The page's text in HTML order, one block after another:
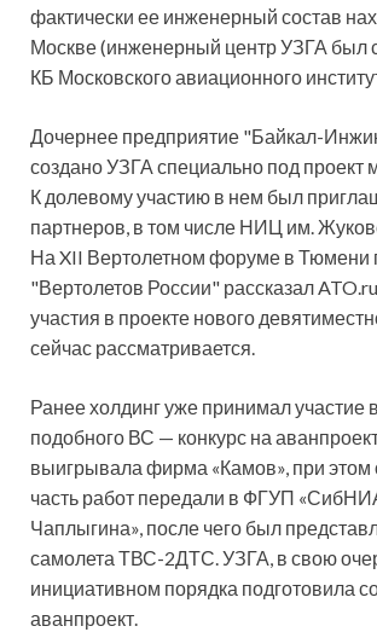
фактически ее инженерный состав
Москве (инженерный центр УЗГА был
КБ Московского авиационного
Дочернее предприятие "Байкал-
создано УЗГА специально под проект
К долевому участию в нем был
партнеров, в том числе НИЦ им.
На XII Вертолетном форуме в Тюмени
"Вертолетов России" рассказал
участия в проекте нового
сейчас рассматривается.
Ранее холдинг уже принимал участие
подобного ВС — конкурс на
выигрывала фирма «Камов», при этом
часть работ передали в ФГУП
Чаплыгина», после чего был
самолета ТВС-2ДТС. УЗГА, в свою
инициативном порядка подготовила
аванпроект.